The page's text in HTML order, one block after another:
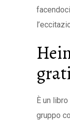
È un
gruppo